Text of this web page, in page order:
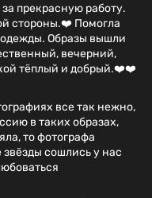
прекрасную работу.
стороны.❤️ Помогла
одежды. Образы вышли
вечерний,
тёплый и добрый.❤️❤️
все так нежно,
в таких образах,
то фотографа
звёзды сошлись у нас